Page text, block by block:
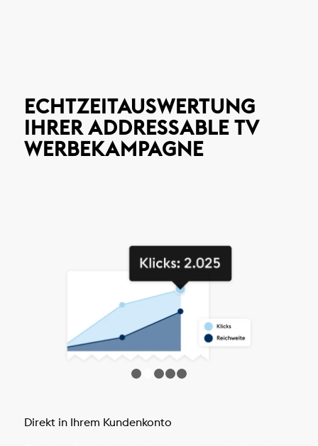
ECHTZEITAUSWERTUNG
IHRER ADDRESSABLE TV
WERBEKAMPAGNE
Direkt in Ihrem Kundenkonto